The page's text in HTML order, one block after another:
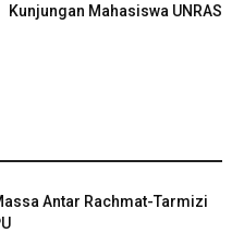
Kunjungan Mahasiswa UNRAS
Antar Rachmat-Tarmizi